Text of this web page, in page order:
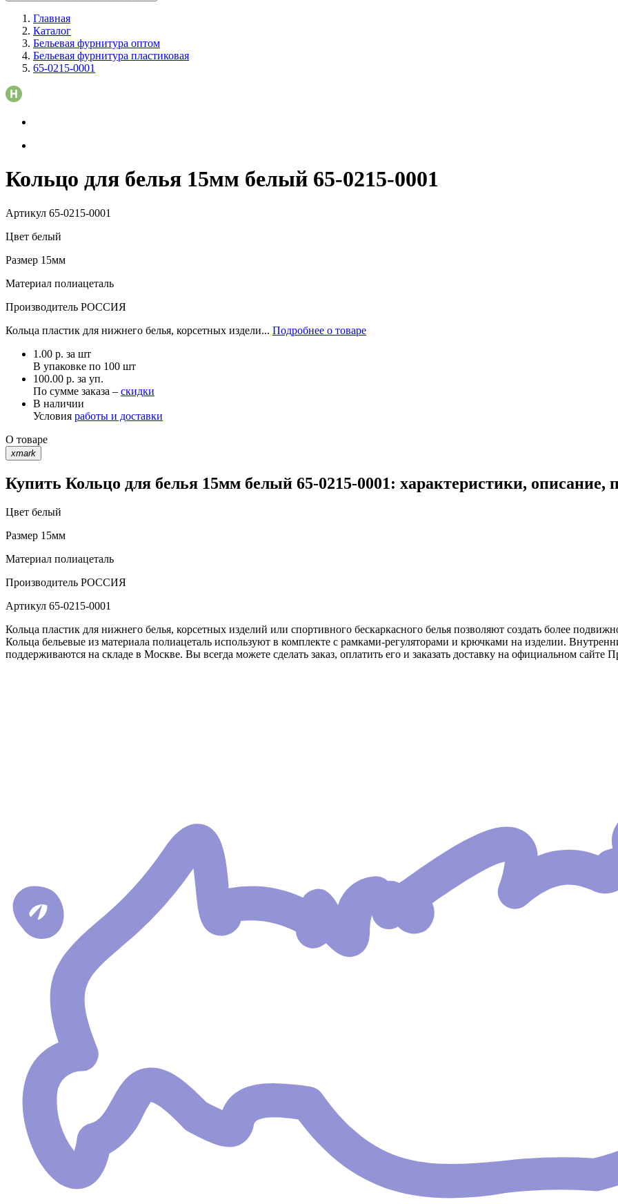
Главная
Каталог
Бельевая фурнитура оптом
Бельевая фурнитура пластиковая
65-0215-0001
Кольцо для белья 15мм белый 65-0215-0001
Артикул 65-0215-0001
Цвет белый
Размер 15мм
Материал полиацеталь
Производитель РОССИЯ
Кольца пластик для нижнего белья, корсетных издели... Подробнее о товаре
1.00 р. за шт
В упаковке по 100 шт
100.00 р. за уп.
По сумме заказа – скидки
В наличии
Условия работы и доставки
О товаре
xmark
Купить Кольцо для белья 15мм белый 65-0215-0001: характеристики, описание,
Цвет белый
Размер 15мм
Материал полиацеталь
Производитель РОССИЯ
Артикул 65-0215-0001
Кольца пластик для нижнего белья, корсетных изделий или спортивного бескаркасного белья позволяют создать более
Кольца бельевые из материала полиацеталь используют в комплекте с рамками-регуляторами и крючками на изделии.
поддерживаются на складе в Москве. Вы всегда можете сделать заказ, оплатить его и заказать доставку на официальном сайте